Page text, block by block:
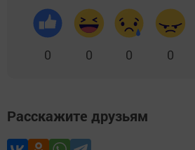
0 0 0 0
Расскажите друзьям